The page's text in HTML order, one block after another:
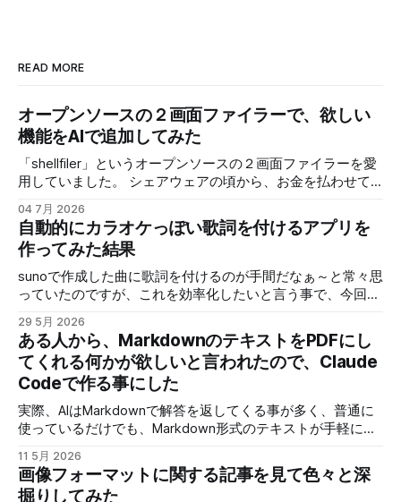
READ MORE
オープンソースの２画面ファイラーで、欲しい
機能をAIで追加してみた
「shellfiler」というオープンソースの２画面ファイラーを愛
用していました。 シェアウェアの頃から、お金を払わせて
ンソースになりました。 個人的に欲しい機能で、ネットワ
ーク上のNASや他のPCの共有フォルダに手軽にアクセスする
機能です。 具体的には「\PC名\共有フォルダ名」みたいなア
クセスなんですが、これに対応していません。 ネットワー
クドライブ（ネットワーク上のアクセス先をドライブとして
Windowsに）を使えばアクセスは出来るので、全く使えない
訳ではないのですが、共有フォイルだが多いとそれ全部にネ
ットワークドライブを割り当てる訳にもいかず、最近は使わ
なくなっていました。 他のツールも試しましたが、
「shellfiler」の使い勝手が結構良くて、個人的には変えたく
いない！ そこで、せっかくオープンソースなんだから、AIで
必要な部分を修正できれば、良さそう！ 「shellfiler」のGIT
のURLです。 使用するAIは今回Geminiさんで、新しくなった
04 7月 2026
自動的にカラオケっぽい歌詞を付けるアプリを
作ってみた結果
sunoで作成した曲に歌詞を付けるのが手間だなぁ～と常々思
っていたのですが、これを効率化したいと言う事で、今回は
てくれるアプリを作ってみました。 せっかく作ったので少
し解説と、どんな物が作れるのか、デモの動画と少し解説を
しますが、アプリそのものはライセンスの問題で非公開で
す。 実際にこのツールで作成した動画を３本ほど紹介 スペ
ルトナエル サイコロ勇者と魔王の城 アトミックピクニック
見てもらうと分かりますが、これが思ったより簡単に作れる
ようになったので、現在のように短期間で作れるようになり
ました。 歌詞入りで曲を公開する場合に、歌詞を入れる作
業に時間がかかる割に、イマイチなできになる事も多いの
で、クオリティーが安定したのも良かったです。 では、次
29 5月 2026
ある人から、MarkdownのテキストをPDFにし
てくれる何かが欲しいと言われたので、Claude
Codeで作る事にした
実際、AIはMarkdownで解答を返してくる事が多く、普通に
使っているだけでも、Markdown形式のテキストが手軽に表
で手軽に使える物を作りました。 作成後WEB上にアップし
たのが以下のURLになります。
11 5月 2026
画像フォーマットに関する記事を見て色々と深
掘りしてみた